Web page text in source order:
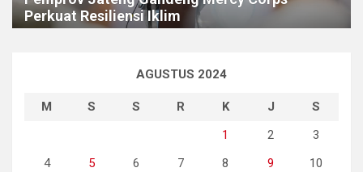
Perkuat Resiliensi Iklim
AGUSTUS 2024
M S S R K J
S
1
2
3
4
5 6 7 8 9
10